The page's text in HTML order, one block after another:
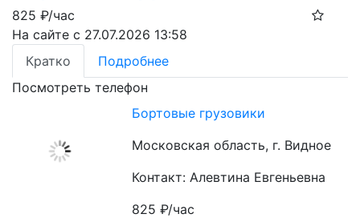
825 ₽/час
На сайте с 27.07.2026 13:58
Кратко
Подробнее
Посмотреть телефон
Бортовые грузовики
Московская область, г. Видное
Контакт: Алевтина Евгеньевна
825₽/час